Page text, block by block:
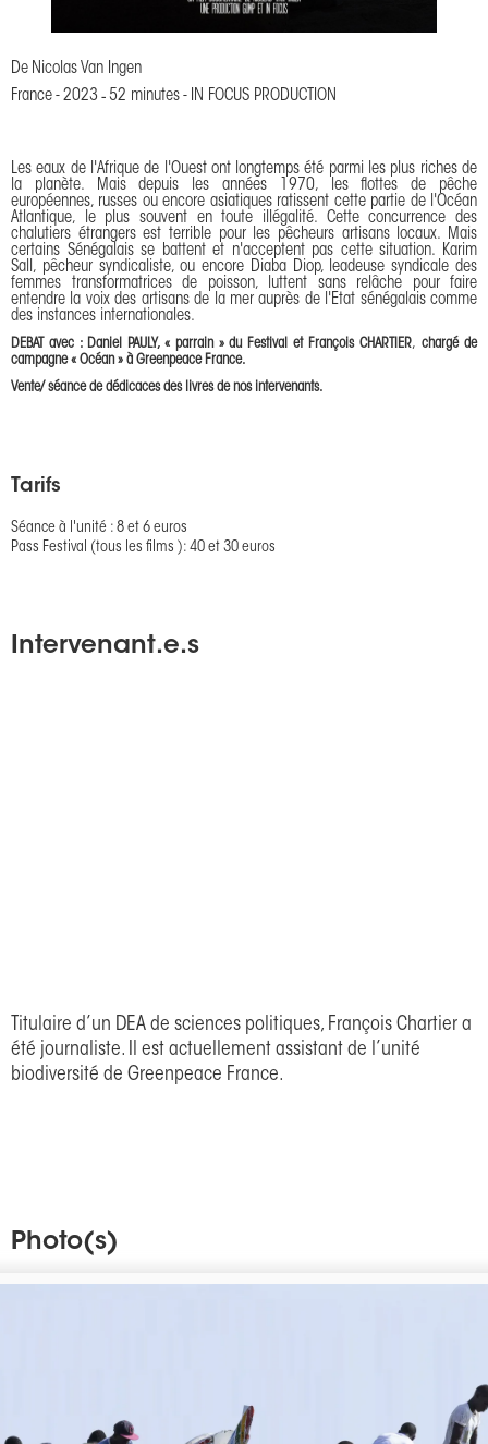
De Nicolas Van Ingen
France - 2023 - 52 minutes - IN FOCUS PRODUCTION
Les eaux de l'Afrique de l'Ouest ont longtemps été parmi les plus riches de
la planète. Mais depuis les années 1970, les flottes de pêche
européennes, russes ou encore asiatiques ratissent cette partie de l'Océan
Atlantique, le plus souvent en toute illégalité. Cette concurrence des
chalutiers étrangers est terrible pour les pêcheurs artisans locaux. Mais
certains Sénégalais se battent et n'acceptent pas cette situation. Karim
Sall, pêcheur syndicaliste, ou encore Diaba Diop, leadeuse syndicale des
femmes transformatrices de poisson, luttent sans relâche pour faire
entendre la voix des artisans de la mer auprès de l'Etat sénégalais comme
des instances internationales.
DEBAT avec : Daniel PAULY, « parrain » du Festival et François CHARTIER,chargé de
campagne « Océan » à Greenpeace France.
Vente/ séance de dédicaces des livres de nos intervenants.
Tarifs
Séance à l'unité : 8 et 6 euros
Pass Festival (tous les films ): 40 et 30 euros
Intervenant.e.s
Titulaire d’un DEA de sciences politiques, François Chartier a
été journaliste. Il est actuellement assistant de l’unité
biodiversité de Greenpeace France.
Photo(s)